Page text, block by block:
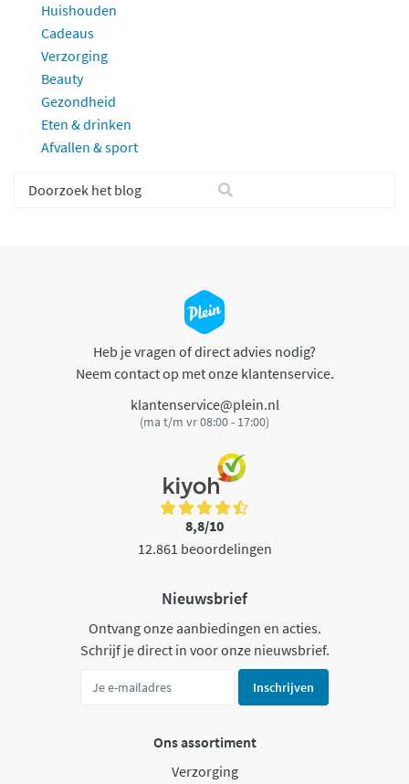
Huishouden
Cadeaus
Verzorging
Beauty
Gezondheid
Eten & drinken
Afvallen & sport
Heb je vragen of direct advies nodig?
Neem contact op met onze klantenservice.
klantenservice@plein.nl
(ma t/m vr 08:00 - 17:00)
8,8/10
12.861 beoordelingen
Nieuwsbrief
Ontvang onze aanbiedingen en acties.
Schrijf je direct in voor onze nieuwsbrief.
Inschrijven
Ons assortiment
Verzorging